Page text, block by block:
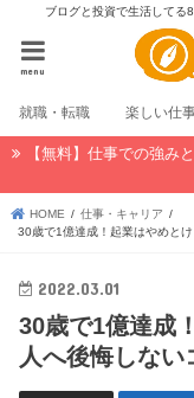
ブログと投資で生活してる
menu
就職・転職 楽しい仕
【無料】仕事での強み
HOME
仕事・キャリア
30歳で1億達成！起業はやめと
2022.03.01
30歳で1億達成
人へ後悔しない